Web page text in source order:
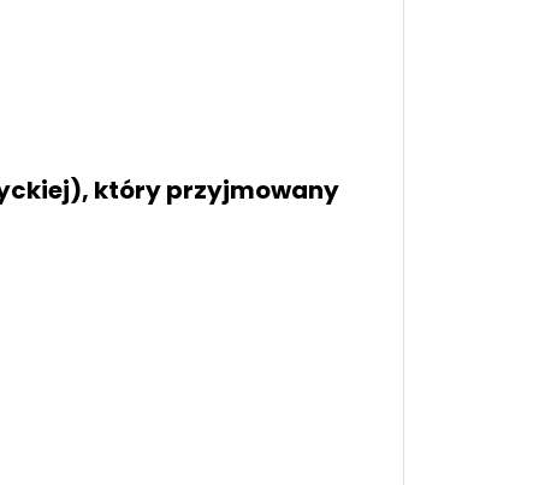
który przyjmowany